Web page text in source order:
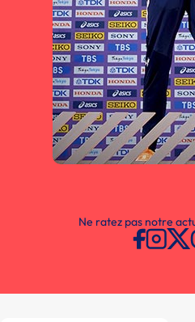
Ne ratez pas notre